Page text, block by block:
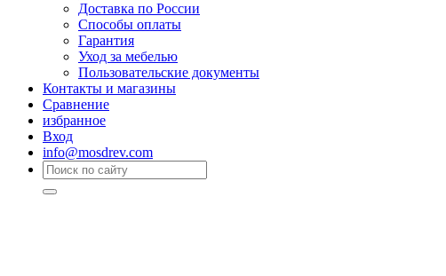
Доставка по России
Способы оплаты
Гарантия
Уход за мебелью
Пользовательские документы
Контакты и магазины
Сравнение
избранное
Вход
info@mosdrev.com